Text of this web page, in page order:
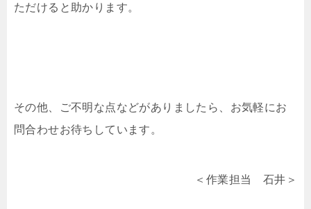
ただけると助かります。
その他、ご不明な点などがありましたら、お気軽にお
問合わせお待ちしています。
＜作業担当 石井＞